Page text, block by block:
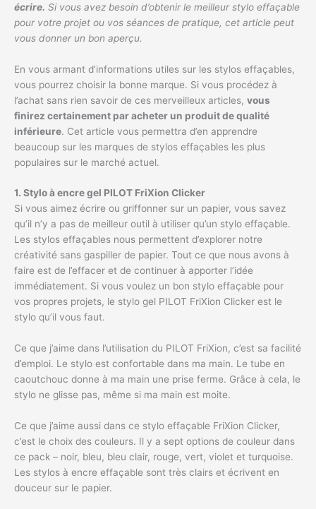
écrire. Si vous avez besoin d’obtenir le meilleur stylo effaçable
pour votre projet ou vos séances de pratique, cet article peut
vous donner un bon aperçu.
En vous armant d’informations utiles sur les stylos effaçables,
vous pourrez choisir la bonne marque. Si vous procédez à
l’achat sans rien savoir de ces merveilleux articles, vous
finirez certainement par acheter un produit de qualité
inférieure. Cet article vous permettra d’en apprendre
beaucoup sur les marques de stylos effaçables les plus
populaires sur le marché actuel.
1. Stylo à encre gel PILOT FriXion Clicker
Si vous aimez écrire ou griffonner sur un papier, vous savez
qu’il n’y a pas de meilleur outil à utiliser qu’un stylo effaçable.
Les stylos effaçables nous permettent d’explorer notre
créativité sans gaspiller de papier. Tout ce que nous avons à
faire est de l’effacer et de continuer à apporter l’idée
immédiatement. Si vous voulez un bon stylo effaçable pour
vos propres projets, le stylo gel PILOT FriXion Clicker est le
stylo qu’il vous faut.
Ce que j’aime dans l’utilisation du PILOT FriXion, c’est sa facilité
d’emploi. Le stylo est confortable dans ma main. Le tube en
caoutchouc donne à ma main une prise ferme. Grâce à cela, le
stylo ne glisse pas, même si ma main est moite.
Ce que j’aime aussi dans ce stylo effaçable FriXion Clicker,
c’est le choix des couleurs. Il y a sept options de couleur dans
ce pack – noir, bleu, bleu clair, rouge, vert, violet et turquoise.
Les stylos à encre effaçable sont très clairs et écrivent en
douceur sur le papier.